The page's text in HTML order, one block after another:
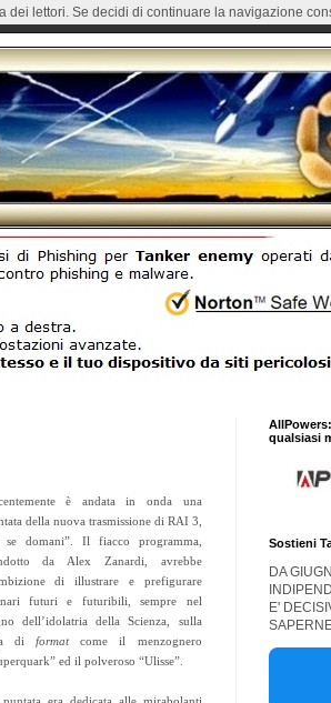
è andata in onda una
della nuova trasmissione di RAI 3,
se domani”. Il fiacco programma,
da Alex Zanardi, avrebbe
di illustrare e prefigurare
futuri e futuribili, sempre nel
dell’idolatria della Scienza, sulla
di formatcome il menzognero
ed il polveroso “Ulisse”.
qualsiasi
Sostieni
DA
E'
lettori. Se decidi di continuare la navigazione